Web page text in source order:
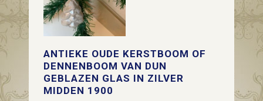
ANTIEKE OUDE KERSTBOOM OF
DENNENBOOM VAN DUN
GEBLAZEN GLAS IN ZILVER
MIDDEN 1900